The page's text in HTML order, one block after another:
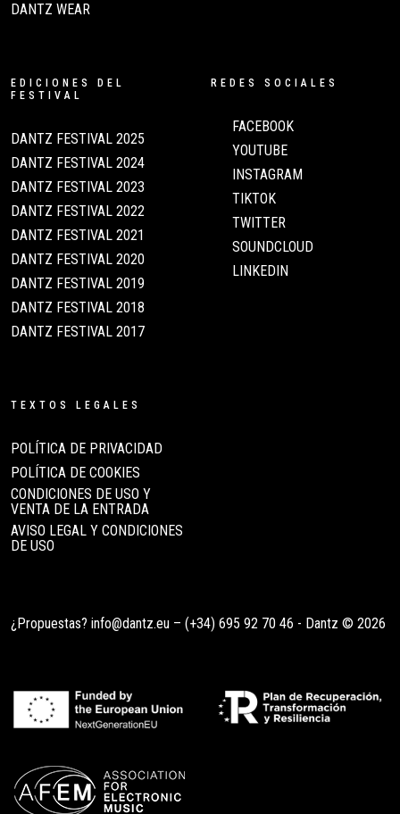
DANTZ WEAR
EDICIONES DEL
FESTIVAL
DANTZ FESTIVAL 2025
DANTZ FESTIVAL 2024
DANTZ FESTIVAL 2023
DANTZ FESTIVAL 2022
DANTZ FESTIVAL 2021
DANTZ FESTIVAL 2020
DANTZ FESTIVAL 2019
DANTZ FESTIVAL 2018
DANTZ FESTIVAL 2017
REDES SOCIALES
FACEBOOK
YOUTUBE
INSTAGRAM
TIKTOK
TWITTER
SOUNDCLOUD
LINKEDIN
TEXTOS LEGALES
POLÍTICA DE PRIVACIDAD
POLÍTICA DE COOKIES
CONDICIONES DE USO Y
VENTA DE LA ENTRADA
AVISO LEGAL Y CONDICIONES
DE USO
¿Propuestas? info@dantz.eu – (+34) 695 92 70 46 - Dantz © 2026